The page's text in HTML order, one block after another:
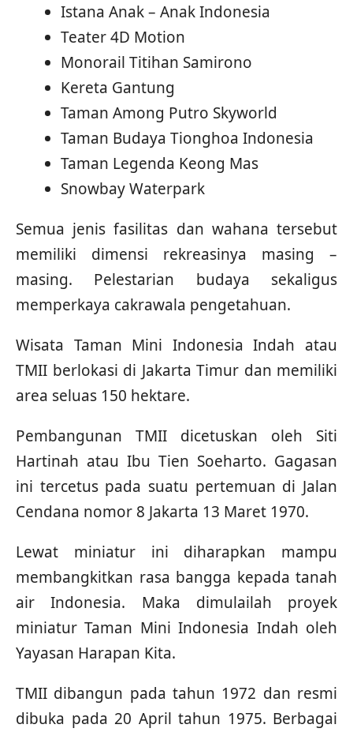
Istana Anak – Anak Indonesia
Teater 4D Motion
Monorail Titihan Samirono
Kereta Gantung
Taman Among Putro Skyworld
Taman Budaya Tionghoa Indonesia
Taman Legenda Keong Mas
Snowbay Waterpark
Semua jenis fasilitas dan wahana tersebut
memiliki dimensi rekreasinya masing –
masing. Pelestarian budaya sekaligus
memperkaya cakrawala pengetahuan.
Wisata Taman Mini Indonesia Indah atau
TMII berlokasi di Jakarta Timur dan memiliki
area seluas 150 hektare.
Pembangunan TMII dicetuskan oleh Siti
Hartinah atau Ibu Tien Soeharto. Gagasan
ini tercetus pada suatu pertemuan di Jalan
Cendana nomor 8 Jakarta 13 Maret 1970.
Lewat miniatur ini diharapkan mampu
membangkitkan rasa bangga kepada tanah
air Indonesia. Maka dimulailah proyek
miniatur Taman Mini Indonesia Indah oleh
Yayasan Harapan Kita.
TMII dibangun pada tahun 1972 dan resmi
dibuka pada 20 April tahun 1975. Berbagai